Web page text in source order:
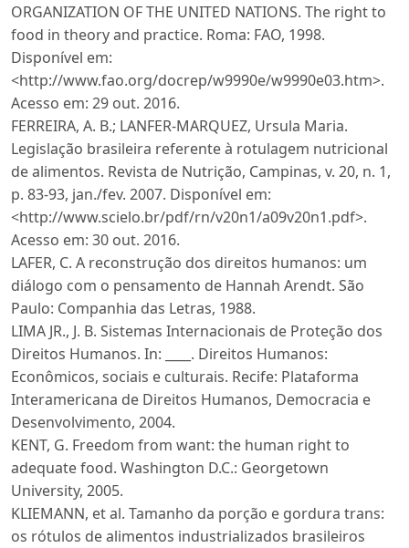
ORGANIZATION OF THE UNITED NATIONS. The right to
food in theory and practice. Roma: FAO, 1998.
Disponível em:
<http://www.fao.org/docrep/w9990e/w9990e03.htm>.
Acesso em: 29 out. 2016.
FERREIRA, A. B.; LANFER-MARQUEZ, Ursula Maria.
Legislação brasileira referente à rotulagem nutricional
de alimentos. Revista de Nutrição, Campinas, v. 20, n. 1,
p. 83-93, jan./fev. 2007. Disponível em:
<http://www.scielo.br/pdf/rn/v20n1/a09v20n1.pdf>.
Acesso em: 30 out. 2016.
LAFER, C. A reconstrução dos direitos humanos: um
diálogo com o pensamento de Hannah Arendt. São
Paulo: Companhia das Letras, 1988.
LIMA JR., J. B. Sistemas Internacionais de Proteção dos
Direitos Humanos. In: ____. Direitos Humanos:
Econômicos, sociais e culturais. Recife: Plataforma
Interamericana de Direitos Humanos, Democracia e
Desenvolvimento, 2004.
KENT, G. Freedom from want: the human right to
adequate food. Washington D.C.: Georgetown
University, 2005.
KLIEMANN, et al. Tamanho da porção e gordura trans:
os rótulos de alimentos industrializados brasileiros